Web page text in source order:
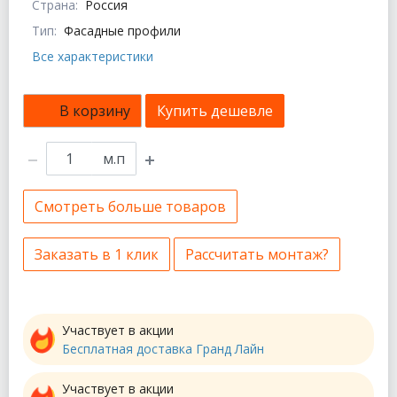
Страна: Россия
Тип: Фасадные профили
Все характеристики
В корзину Купить дешевле
м.п
Смотреть больше товаров
Заказать в 1 клик Рассчитать монтаж?
Участвует в акции
Бесплатная доставка Гранд Лайн
Участвует в акции